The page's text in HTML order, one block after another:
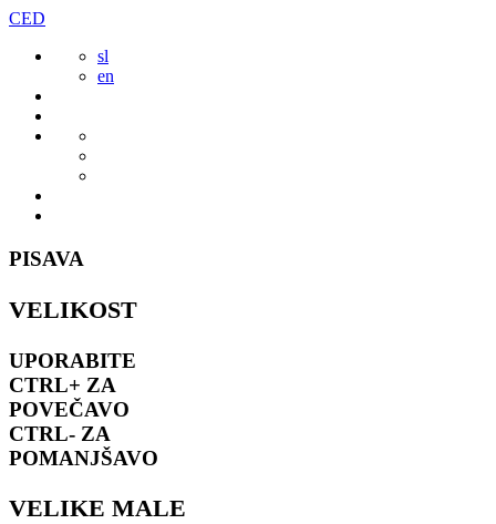
Preskoči
vsebine
CED
sl
en
PISAVA
VELIKOST
UPORABITE
CTRL+ ZA
POVEČAVO
CTRL- ZA
POMANJŠAVO
VELIKE MALE